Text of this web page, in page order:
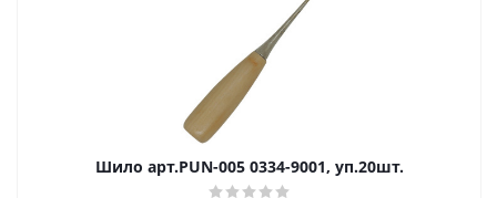
Шило арт.PUN-005 0334-9001, уп.20шт.